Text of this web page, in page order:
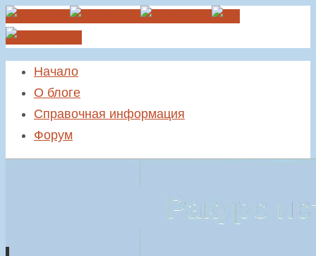
Начало
О блоге
Справочная информация
Форум